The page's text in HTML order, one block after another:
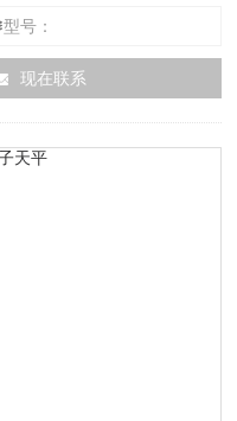
书） 在检定（测试）中我
大，究其原因，相当一部分仪
型号：
现在联系